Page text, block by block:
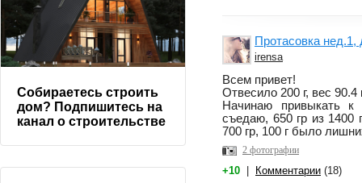
Протасовка нед.1,
irensa
Всем привет!
Отвесило 200 г, вес 90.4
Начинаю привыкать
съедаю, 650 гр из 1400
700 гр, 100 г было
2 фотографии
+10 Комментарии (18)
Собираетесь строить
дом? Подпишитесь на
канал о строительстве